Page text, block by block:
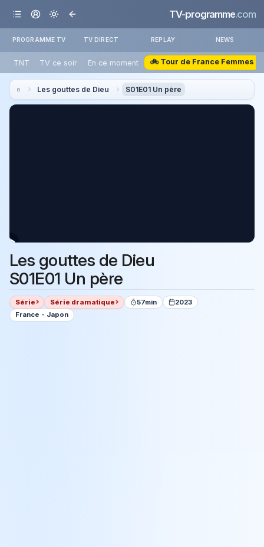
TV-programme.com
PROGRAMME TV TV DIRECT REPLAY NEWS
TNT TV ce soir En ce moment 🚲 Tour de France Femmes
Les gouttes de Dieu S01E01 Un père
Les gouttes de Dieu
S01E01 Un père
Série Série dramatique 57min
2023
France - Japon